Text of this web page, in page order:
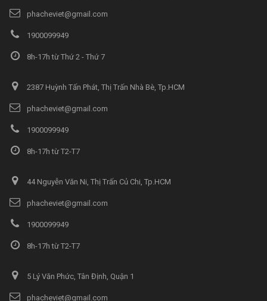
phacheviet@gmail.com
1900099949
8h-17h từ Thứ 2 - Thứ 7
2387 Huỳnh Tấn Phát, Thị Trấn Nhà Bè, Tp.HCM
phacheviet@gmail.com
1900099949
8h-17h từ T2-T7
44 Nguyễn Văn Ni, Thị Trấn Củ Chi, Tp.HCM
phacheviet@gmail.com
1900099949
8h-17h từ T2-T7
5 Lý Văn Phức, Tân Định, Quận 1
phacheviet@gmail.com